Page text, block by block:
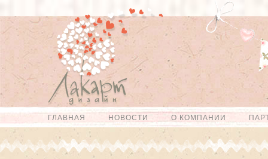
Перейти к
основному
содержанию
Skip to
navigation
Главное меню
ГЛАВНАЯ НОВОСТИ О КОМПАНИИ